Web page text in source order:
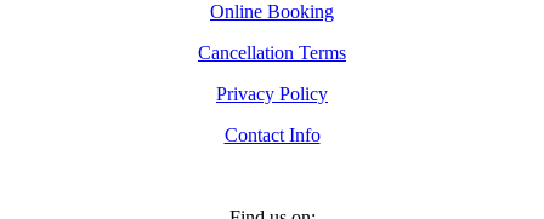
Online Booking
Cancellation Terms
Privacy Policy
Contact Info